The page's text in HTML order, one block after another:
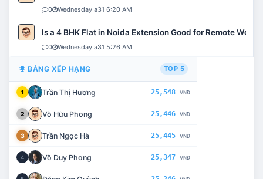
0 Wednesday a31 6:20 AM
Is a 4 BHK Flat in Noida Extension Good for Remote Work?
0 Wednesday a31 5:26 AM
BẢNG XẾP HẠNG TOP 5
1 Trần Thị Hương 25,548 VNĐ
2 Võ Hữu Phong 25,446 VNĐ
3 Trần Ngọc Hà 25,445 VNĐ
4 Võ Duy Phong 25,347 VNĐ